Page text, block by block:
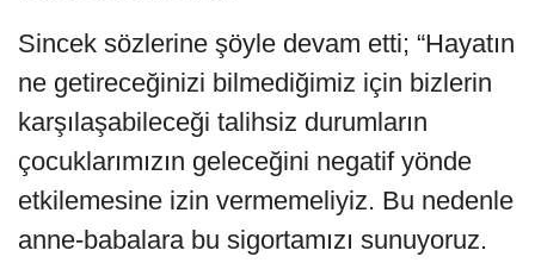
Sincek sözlerine şöyle devam etti; “Hayatın
ne getireceğinizi bilmediğimiz için bizlerin
karşılaşabileceği talihsiz durumların
çocuklarımızın geleceğini negatif yönde
etkilemesine izin vermemeliyiz. Bu nedenle
anne-babalara bu sigortamızı sunuyoruz.